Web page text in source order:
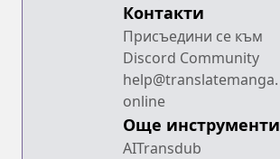
Контакти
Присъедини се към
Discord Community
help@translatemanga.
online
Още инструменти
AITransdub